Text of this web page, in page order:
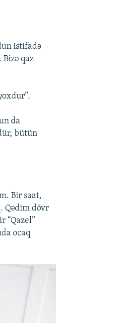
istifadə
qaz
da
bütün
Bir saat,
Qədim dövr
“Qazel”
ocaq